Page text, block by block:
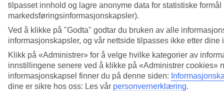
tilpasset innhold og lagre anonyme data for statistiske
markedsføringsinformasjonskapsler).
Ved å klikke på "Godta" godtar du bruken av alle
informasjonskapsler, og vår nettside tilpasses ikke etter dine
Klikk på «Administrer» for å velge hvilke kategorier av
innstillingene senere ved å klikke på «Administrer cookies»
informasjonskapsel finner du på denne siden:
dine er sikre hos oss: Les vår personvernerklæring.